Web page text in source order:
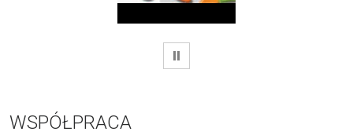
WSTRZYMAJ
WSPÓŁPRACA